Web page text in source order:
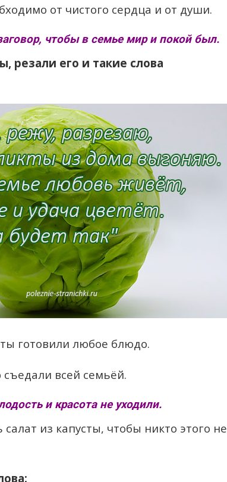
от чистого сердца и от души.
чтобы в семье мир и покой был.
резали его и такие слова
готовили любое блюдо.
съедали всей семьёй.
и красота не уходили.
из капусты, чтобы никто этого не